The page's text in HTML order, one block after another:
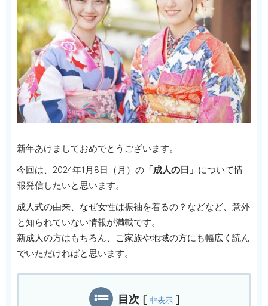
新年あけましておめでとうございます。
今回は、2024年1月8日（月）の 「成人の日」 について情
報発信したいと思います。
成人式の由来、なぜ女性は振袖を着るの？などなど、意外
と知られていない情報が満載です。
新成人の方はもちろん、ご家族や地域の方にも幅広く読ん
でいただければと思います。
目次 [ 非表示 ]